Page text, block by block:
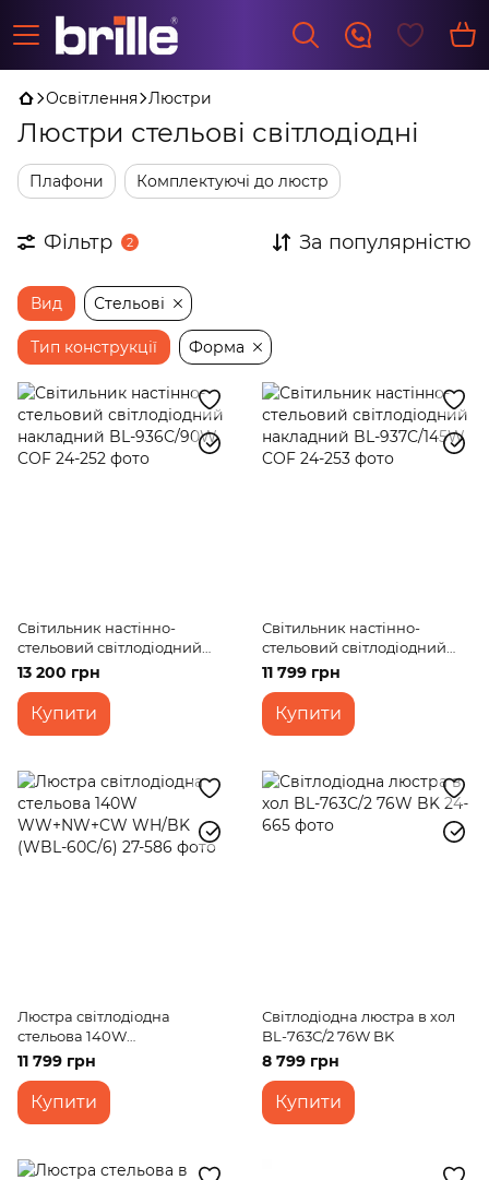
Освітлення Люстри
Люстри стельові світлодіодні
Плафони Комплектуючі до люстр
Фільтр 2 За популярністю
Вид Стельові
Тип конструкції Форма
Світильник настінно-
стельовий світлодіодний
накладний BL-936С/90W
13 200 грн
Купити
Світильник настінно-
стельовий світлодіодний
накладний BL-937С/145W
11 799 грн
Купити
Люстра світлодіодна
стельова 140W
WW+NW+CW WH/BK (WBL-
11 799 грн
Купити
Світлодіодна люстра в хол
BL-763С/2 76W BK
8 799 грн
Купити